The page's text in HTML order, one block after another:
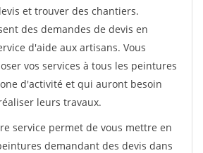
et trouver des chantiers.
des demandes de devis en
d'aide aux artisans. Vous
vos services à tous les peintures
d'activité et qui auront besoin
leurs travaux.
service permet de vous mettre en
demandant des devis dans